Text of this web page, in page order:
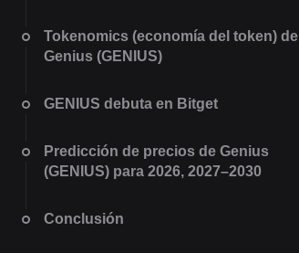
Tokenomics (economía del token) de
Genius (GENIUS)
GENIUS debuta en Bitget
Predicción de precios de Genius
(GENIUS) para 2026, 2027–2030
Conclusión